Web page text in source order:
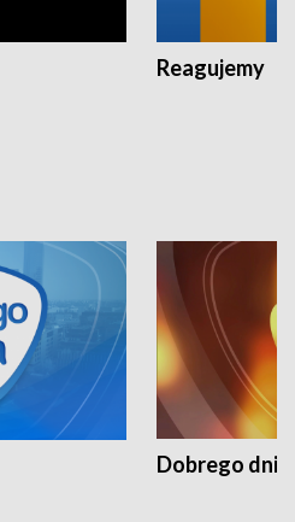
Reagujemy
Dobrego dnia